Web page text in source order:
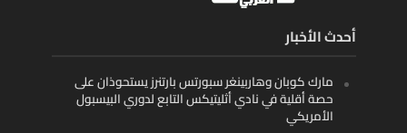
أحدث الأخبار
مارك كوبان وهاربينغر سبورتس بارتنرز يستحوذان على
حصة أقلية في نادي أثليتيكس التابع لدوري البيسبول
الأمريكي